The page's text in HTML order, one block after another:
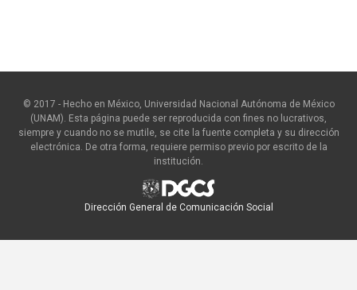
© 2017 - Hecho en México, Universidad Nacional Autónoma de México
(UNAM). Esta página puede ser reproducida con fines no lucrativos,
siempre y cuando no se mutile, se cite la fuente completa y su dirección
electrónica. De otra forma, requiere permiso previo por escrito de la
institución.
Dirección General de Comunicación Social